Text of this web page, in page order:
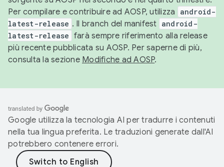
Per compilare e contribuire ad AOSP, utilizza
android-
latest-release . Il branch del manifest android-
latest-release farà sempre riferimento alla release
più recente pubblicata su AOSP. Per saperne di più,
consulta la sezione Modifiche ad AOSP.
Google utilizza la tecnologia AI per tradurre i contenuti
nella tua lingua preferita. Le traduzioni generate dall'AI
potrebbero contenere errori.